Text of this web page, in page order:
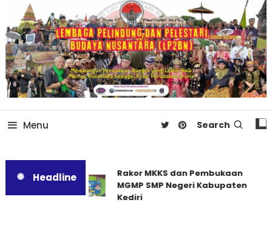
Menu Search
Headline
Rakor MKKS dan Pembukaan
MGMP SMP Negeri Kabupaten
Kediri